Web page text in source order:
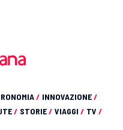
/ INNOVAZIONE/
/ STORIE/ VIAGGI / TV /